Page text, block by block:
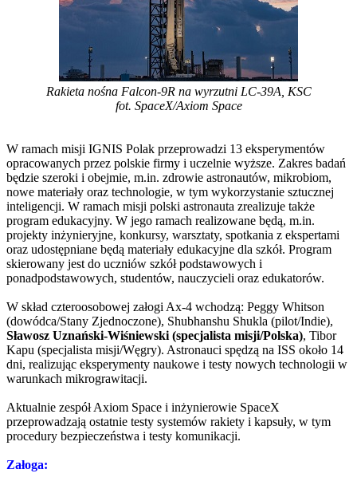
Rakieta nośna Falcon-9R na wyrzutni LC-39A, KSC
fot. SpaceX/Axiom Space
W ramach misji IGNIS Polak przeprowadzi 13 eksperymentów
opracowanych przez polskie firmy i uczelnie wyższe. Zakres badań
będzie szeroki i obejmie, m.in. zdrowie astronautów, mikrobiom,
nowe materiały oraz technologie, w tym wykorzystanie sztucznej
inteligencji. W ramach misji polski astronauta zrealizuje także
program edukacyjny. W jego ramach realizowane będą, m.in.
projekty inżynieryjne, konkursy, warsztaty, spotkania z ekspertami
oraz udostępniane będą materiały edukacyjne dla szkół. Program
skierowany jest do uczniów szkół podstawowych i
ponadpodstawowych, studentów, nauczycieli oraz edukatorów.
W skład czteroosobowej załogi Ax-4 wchodzą: Peggy Whitson
(dowódca/Stany Zjednoczone), Shubhanshu Shukla (pilot/Indie),
Sławosz Uznański-Wiśniewski (specjalista misji/Polska), Tibor
Kapu (specjalista misji/Węgry). Astronauci spędzą na ISS około 14
dni, realizując eksperymenty naukowe i testy nowych technologii w
warunkach mikrograwitacji.
Aktualnie zespół Axiom Space i inżynierowie SpaceX
przeprowadzają ostatnie testy systemów rakiety i kapsuły, w tym
procedury bezpieczeństwa i testy komunikacji.
Załoga: